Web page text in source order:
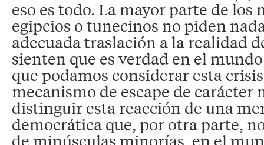
eso es todo. La mayor parte de los
egipcios o tunecinos no piden
adecuada traslación a la realidad
sienten que es verdad en el
que podamos considerar esta
mecanismo de escape de carácter
distinguir esta reacción de una
democrática que, por otra parte,
de minúsculas minorías, en el